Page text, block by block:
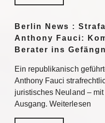
Berlin News :
Anthony Fauci:
Berater ins
Ein republikanisch
Anthony Fauci
juristisches Neuland –
Ausgang. Weiterlesen